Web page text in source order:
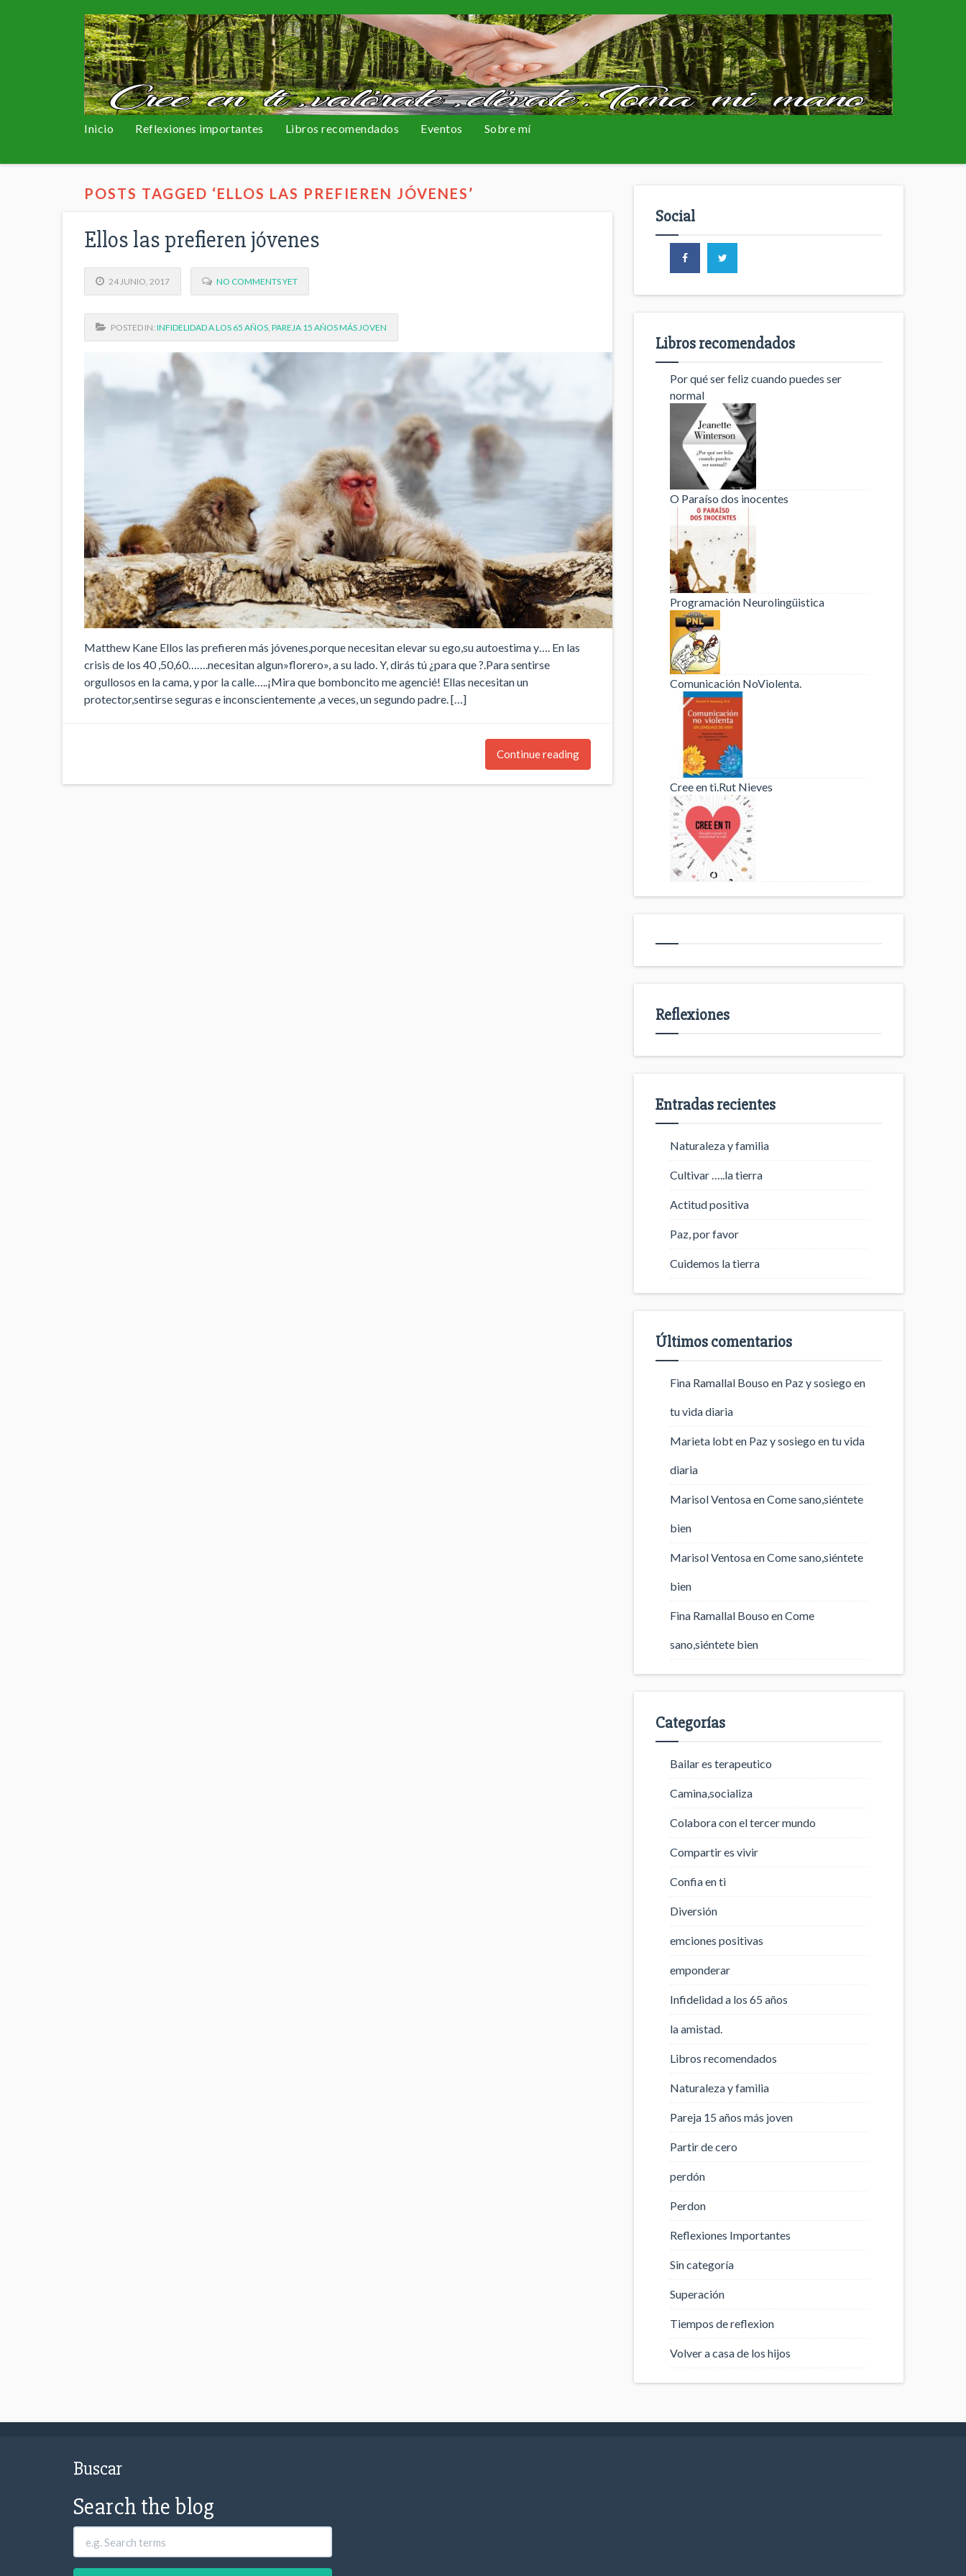
Inicio Reflexiones importantes Libros recomendados Eventos Sobre mí
POSTS TAGGED ‘ELLOS LAS PREFIEREN JÓVENES’
Ellos las prefieren jóvenes
24 JUNIO, 2017 NO COMMENTS YET
POSTED IN: INFIDELIDAD A LOS 65 AÑOS PAREJA 15 AÑOS MÁS JOVEN
Matthew Kane Ellos las prefieren más jóvenes,porque necesitan elevar su ego,su autoestima y…. En las
crisis de los 40 ,50,60…….necesitan algun»florero», a su lado. Y, dirás tú ¿para que ?.Para sentirse
orgullosos en la cama, y por la calle…..¡Mira que bomboncito me agencié! Ellas necesitan un
protector,sentirse seguras e inconscientemente ,a veces, un segundo padre. […]
Continue reading
Social
Libros recomendados
Por qué ser feliz cuando puedes ser
normal
O Paraíso dos inocentes
Programación Neurolingüistica
Comunicación NoViolenta.
Cree en ti.Rut Nieves
Reflexiones
Entradas recientes
Naturaleza y familia
Cultivar …..la tierra
Actitud positiva
Paz, por favor
Cuidemos la tierra
Últimos comentarios
Fina Ramallal Bouso en Paz y sosiego en
tu vida diaria
Marieta lobten Paz y sosiego en tu vida
diaria
Marisol VentosaenCome sano,siéntete
bien
Marisol VentosaenCome sano,siéntete
bien
Fina Ramallal Bouso enCome
sano,siéntete bien
Categorías
Bailar es terapeutico
Camina,socializa
Colabora con el tercer mundo
Compartir es vivir
Confia en ti
Diversión
emciones positivas
emponderar
Infidelidad a los 65 años
la amistad.
Libros recomendados
Naturaleza y familia
Pareja 15 años más joven
Partir de cero
perdón
Perdon
Reflexiones Importantes
Sin categoría
Superación
Tiempos de reflexion
Volver a casa de los hijos
Buscar
Search the blog